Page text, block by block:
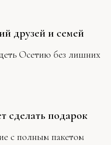
друзей и семей
Осетию без лишних
сделать подарок
с полным пакетом